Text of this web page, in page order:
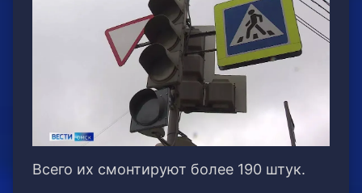
Всего их смонтируют более 190 штук.